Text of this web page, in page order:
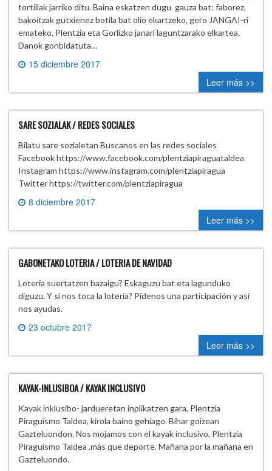
tortillak jarriko ditu. Baina eskatzen dugu gauza bat: faborez,
bakoitzak gutxienez botila bat olio ekartzeko, gero JANGAI-ri
emateko, Plentzia eta Gorlizko janari laguntzarako elkartea.
Danok gonbidatuta…
15 diciembre 2017
0 comment
Leer más >>
SARE SOZIALAK / REDES SOCIALES
Bilatu sare sozialetan Buscanos en las redes sociales
Facebook https://www.facebook.com/plentziapiraguataldea
Instagram https://www.instagram.com/plentziapiragua
Twitter https://twitter.com/plentziapiragua
8 diciembre 2017
0 comment
Leer más >>
GABONETAKO LOTERIA / LOTERIA DE NAVIDAD
Loteria suertatzen bazaigu? Eskaguzu bat eta lagunduko
diguzu. Y si nos toca la lotería? Pídenos una participación y así
nos ayudas.
23 octubre 2017
0 comment
Leer más >>
KAYAK-INLUSIBOA / KAYAK INCLUSIVO
Kayak inklusibo- jardueretan inplikatzen gara, Plentzia
Piraguismo Taldea, kirola baino gehiago. Bihar goizean
Gazteluondon. Nos mojamos con el kayak inclusivo, Plentzia
Piraguismo Taldea ,más que deporte. Mañana por la mañana en
Gazteluondo.